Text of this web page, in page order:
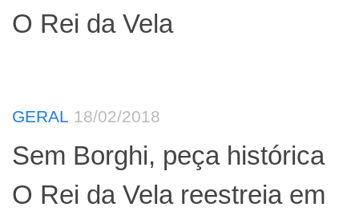
O Rei da Vela
GERAL 18/02/2018
Sem Borghi, peça histórica
O Rei da Vela reestreia em